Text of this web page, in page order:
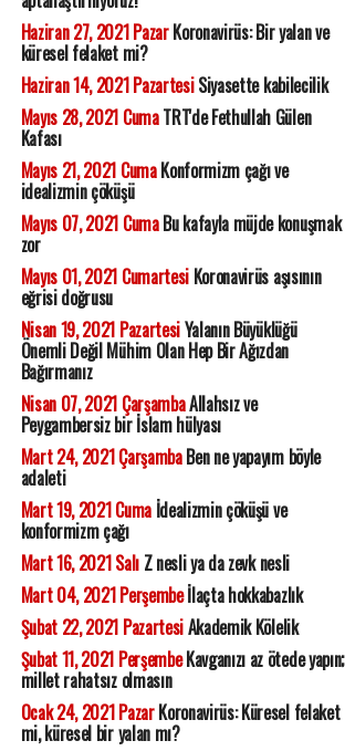
Haziran 27, 2021 PazarKoronavirüs: Bir yalan ve
küresel felaket mi?
Haziran 14, 2021 PazartesiSiyasette kabilecilik
Mayıs 28, 2021 CumaTRT'de Fethullah Gülen
Kafası
Mayıs 21, 2021 CumaKonformizm çağı ve
idealizmin çöküşü
Mayıs 07, 2021 CumaBu kafayla müjde konuşmak
zor
Mayıs 01, 2021 CumartesiKoronavirüs aşısının
eğrisi doğrusu
Nisan 19, 2021 PazartesiYalanın Büyüklüğü
Önemli Değil Mühim Olan Hep Bir Ağızdan
Bağırmanız
Nisan 07, 2021 ÇarşambaAllahsız ve
Peygambersiz bir İslam hülyası
Mart 24, 2021 ÇarşambaBen ne yapayım böyle
adaleti
Mart 19, 2021 Cumaİdealizmin çöküşü ve
konformizm çağı
Mart 16, 2021 SalıZ nesli ya da zevk nesli
Mart 04, 2021 Perşembeİlaçta hokkabazlık
Şubat 22, 2021 PazartesiAkademik Kölelik
Şubat 11, 2021 PerşembeKavganızı az ötede yapın;
millet rahatsız olmasın
Ocak 24, 2021 PazarKoronavirüs: Küresel felaket
mi, küresel bir yalan mı?